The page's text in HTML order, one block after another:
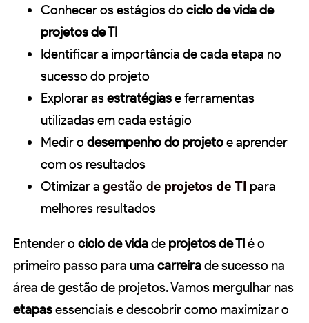
Conhecer os estágios do ciclo de vida de
projetos de TI
Identificar a importância de cada etapa no
sucesso do projeto
Explorar asestratégiase ferramentas
utilizadas em cada estágio
Medir o desempenho do projetoe aprender
com os resultados
Otimizar a gestão de projetos de TI para
melhores resultados
Entender o ciclo de vidade projetos de TIé o
primeiro passo para uma carreirade sucesso na
área de gestão de projetos. Vamos mergulhar nas
etapasessenciais e descobrir como maximizar o